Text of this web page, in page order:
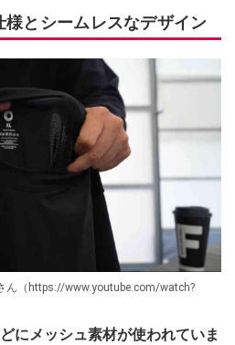
様とシームレスなデザイン
ん（https://www.youtube.com/watch?
にメッシュ素材が使われていま